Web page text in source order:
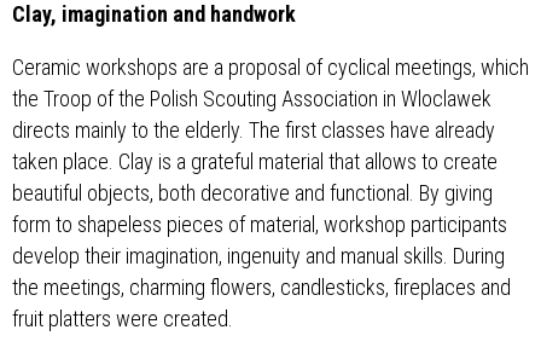
Clay, imagination and handwork
Ceramic workshops are a proposal of cyclical meetings, which
the Troop of the Polish Scouting Association in Wloclawek
directs mainly to the elderly. The first classes have already
taken place. Clay is a grateful material that allows to create
beautiful objects, both decorative and functional. By giving
form to shapeless pieces of material, workshop participants
develop their imagination, ingenuity and manual skills. During
the meetings, charming flowers, candlesticks, fireplaces and
fruit platters were created.